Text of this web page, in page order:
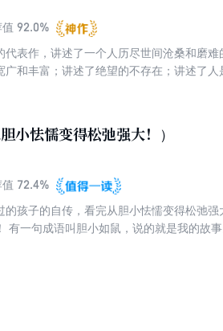
92.0%
代表作，讲述了一个人历尽世间沧桑和磨
广和丰富；讲述了绝望的不存在；讲述了
小怯懦变得松弛强大！）
72.4%
的孩子的自传，看完从胆小怯懦变得松弛
有一句成语叫胆小如鼠，说的就是我的故